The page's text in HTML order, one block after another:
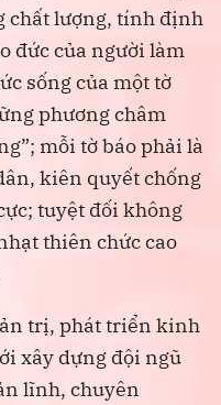
chất lượng, tính định
đức của người làm
sống của một tờ
phương châm
mỗi tờ báo phải là
kiên quyết chống
tuyệt đối không
thiên chức cao
trị, phát triển kinh
xây dựng đội ngũ
lĩnh, chuyên